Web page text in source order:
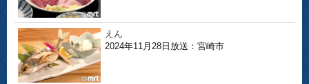
えん
2024年11月28日放送：宮崎市